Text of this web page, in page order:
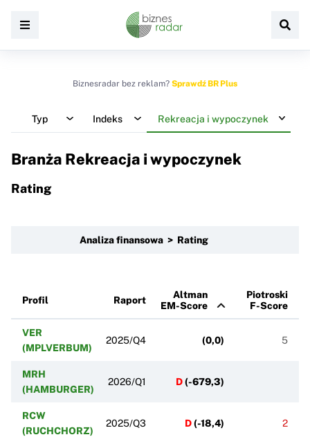
Biznesradar bez reklam? Sprawdź BR Plus
Typ Indeks Rekreacja i wypoczynek
Branża Rekreacja i wypoczynek
Rating
Analiza finansowa > Rating
Profil Raport
Altman
EM-Score
Piotroski
F-Score
VER
(MPLVERBUM)
2025/Q4 (0,0) 5
MRH
(HAMBURGER)
2026/Q1 D(-679,3)
RCW
(RUCHCHORZ)
2025/Q3 D(-18,4) 2